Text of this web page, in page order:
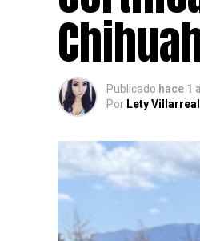
Publicado hace 1
Por Lety Villarreal